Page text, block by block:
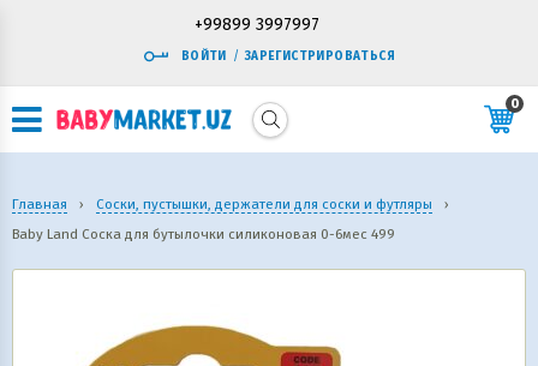
+99899 3997997
ВОЙТИ / ЗАРЕГИСТРИРОВАТЬСЯ
0
Главная › Соски, пустышки, держатели для соски и футляры
›
Baby Land Соска для бутылочки силиконовая 0-6мес 499